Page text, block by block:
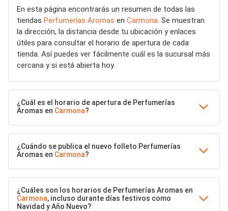
En esta página encontrarás un resumen de todas las
tiendas Perfumerías Aromas en Carmona. Se muestran
la dirección, la distancia desde tu ubicación y enlaces
útiles para consultar el horario de apertura de cada
tienda. Así puedes ver fácilmente cuál es la sucursal más
cercana y si está abierta hoy.
¿Cuál es el horario de apertura de Perfumerías
Aromas en Carmona?
¿Cuándo se publica el nuevo folleto Perfumerías
Aromas en Carmona?
¿Cuáles son los horarios de Perfumerías Aromas en
Carmona, incluso durante días festivos como
Navidad y Año Nuevo?